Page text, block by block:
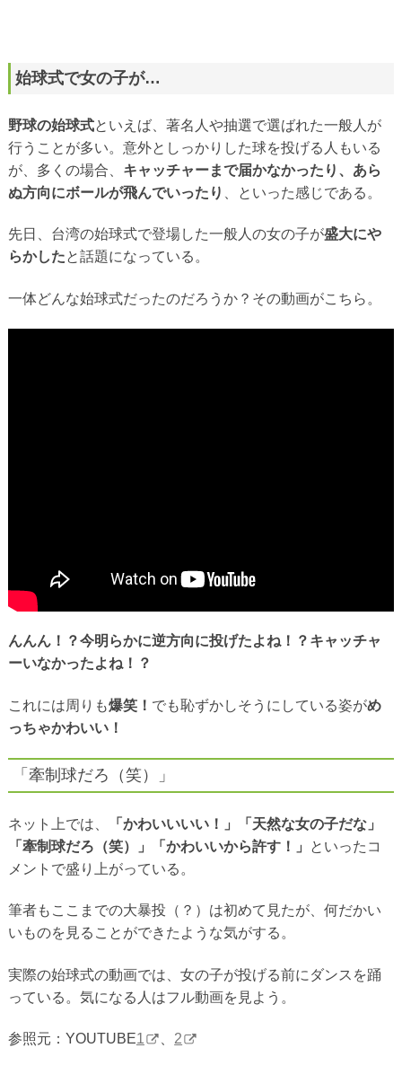
始球式で女の子が…
野球の始球式といえば、著名人や抽選で選ばれた一般人が
行うことが多い。意外としっかりした球を投げる人もいる
が、多くの場合、 キャッチャーまで届かなかったり、あら
ぬ方向にボールが飛んでいったり
、といった感じである。
先日、台湾の始球式で登場した一般人の女の子が盛大にや
らかしたと話題になっている。
一体どんな始球式だったのだろうか？その動画がこちら。
んんん！？今明らかに逆方向に投げたよね！？キャッチャ
ーいなかったよね！？
これには周りも爆笑！ でも恥ずかしそうにしている姿がめ
っちゃかわいい！
「牽制球だろ（笑）」
ネット上では、
「かわいいいい！」「天然な女の子だな」
「牽制球だろ（笑）」「かわいいから許す！」
といったコ
メントで盛り上がっている。
筆者もここまでの大暴投（？）は初めて見たが、何だかい
いものを見ることができたような気がする。
実際の始球式の動画では、女の子が投げる前にダンスを踊
っている。気になる人はフル動画を見よう。
参照元：YOUTUBE1 2